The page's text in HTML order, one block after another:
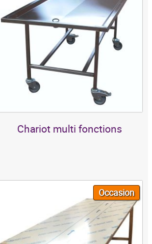
Chariot multi fonctions
Occasion